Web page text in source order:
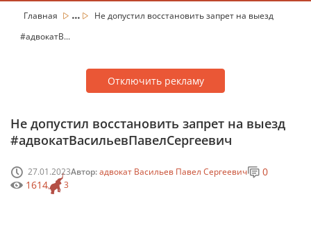
Главная ...
Не допустил восстановить запрет на выезд
#адвокатВ...
Отключить рекламу
Не допустил восстановить запрет на выезд
#адвокатВасильевПавелСергеевич
27.01.2023Автор:адвокат Васильев Павел Сергеевич
3
0
1614